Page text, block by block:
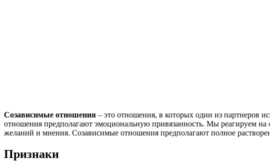
Созависимые отношения – это отношения, в которых один из партнеров
отношения предполагают эмоциональную привязанность. Мы реагируем
желаний и мнения. Созависимые отношения предполагают полное
Признаки